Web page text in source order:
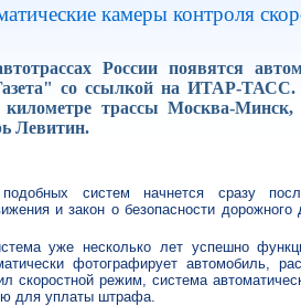
камеры контроля
России появятся
со ссылкой на ИТАР-
километре трассы Москва-Минск,
Левитин.
систем начнется сразу
и закон о безопасности
уже несколько лет успешно
фотографирует автомобиль,
скоростной режим, система
для уплаты штрафа.